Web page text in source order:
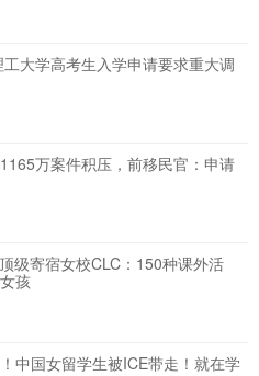
大学高考生入学申请要求重大调
万案件积压，前移民官：申请
级寄宿女校CLC：150种课外活
孩
中国女留学生被ICE带走！就在学